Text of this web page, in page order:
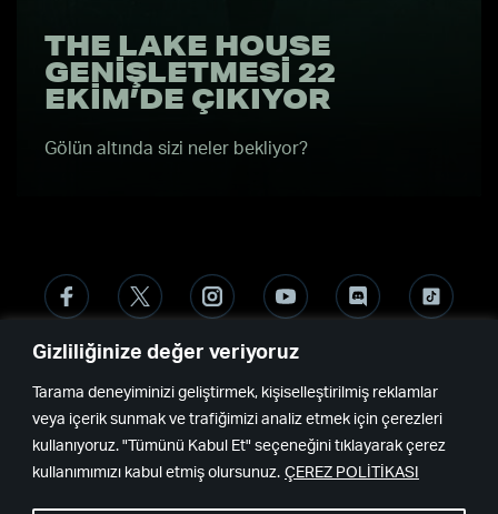
Gizliliğinize değer veriyoruz
Tarama deneyiminizi geliştirmek, kişiselleştirilmiş reklamlar
veya içerik sunmak ve trafiğimizi analiz etmek için çerezleri
kullanıyoruz. "Tümünü Kabul Et" seçeneğini tıklayarak çerez
kullanımımızı kabul etmiş olursunuz. ÇEREZ POLİTİKASI
THE LAKE HOUSE
GENIŞLETMESI 22
EKIM’DE ÇIKIYOR
Gölün altında sizi neler bekliyor?
Remedy
Games
© Copyright 2024 • All rights reserved.Privacy policy Çerez